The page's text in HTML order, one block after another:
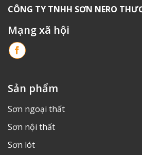
CÔNG TY TNHH SƠN NERO
Mạng xã hội
Sản phẩm
Sơn ngoại thất
Sơn nội thất
Sơn lót